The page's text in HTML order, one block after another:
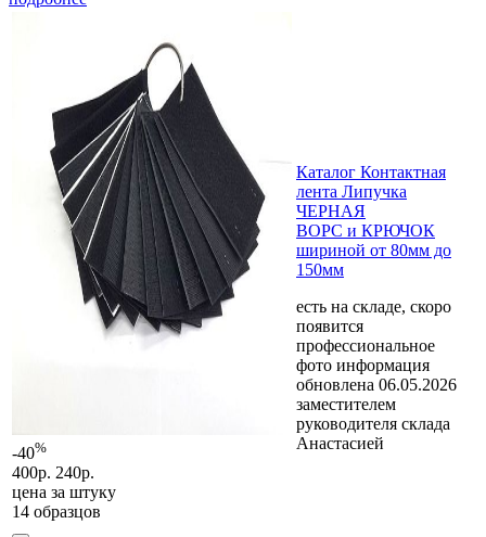
-40%
400р. 240р.
цена за штуку
14 образцов
Каталог Контактная
лента Липучка
ЧЕРНАЯ
ВОРС и КРЮЧОК
шириной от 80мм до
150мм
есть на складе, скоро
появится
профессиональное
фото информация
обновлена 06.05.2026
заместителем
руководителя склада
Анастасией